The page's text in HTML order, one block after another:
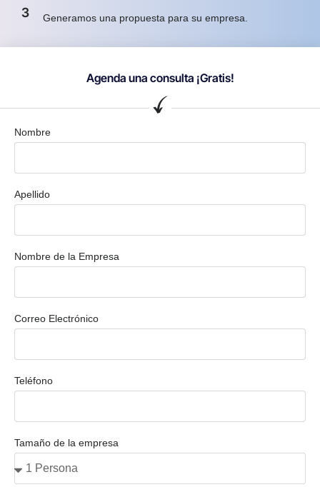
3 Generamos una propuesta para su empresa.
Agenda una consulta ¡Gratis!
Nombre
Apellido
Nombre de la Empresa
Correo Electrónico
Teléfono
Tamaño de la empresa